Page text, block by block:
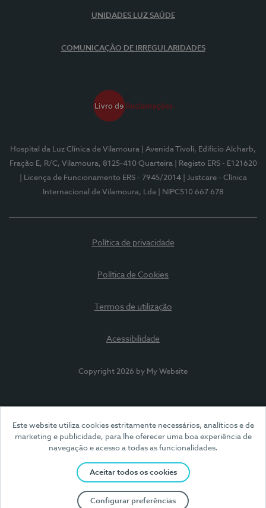
Este website utiliza cookies estritamente necessários, analíticos e de
marketing e publicidade, para lhe oferecer uma boa experiência de
navegação e acesso a todas as funcionalidades.
Aceitar todos os cookies
Configurar preferências
UNIDADES LUZ SAÚDE
COMUNICAÇÃO DE IRREGULARIDADES
Hospital da Luz Clínica de Vilamoura
| Avenida Tivoli, Edifício Alcharb,
Fração E, R/C, Vilamoura, 8125-410 Quarteira
| Registo ERS - E121620
| Licença de Funcionamento ERS - 7945/2014
| Justcare - Clínica
Internacional de Vilamoura, Lda
| NIPC510 667 678
Política de privacidade
Política de Cookies
Termos de utilização
Acessibilidade
Copyright 2026 by My Website